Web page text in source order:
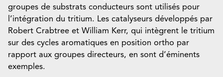
groupes de substrats conducteurs sont utilisés pour
l’intégration du tritium. Les catalyseurs développés par
Robert Crabtree et William Kerr, qui intègrent le tritium
sur des cycles aromatiques en position ortho par
rapport aux groupes directeurs, en sont d’éminents
exemples.